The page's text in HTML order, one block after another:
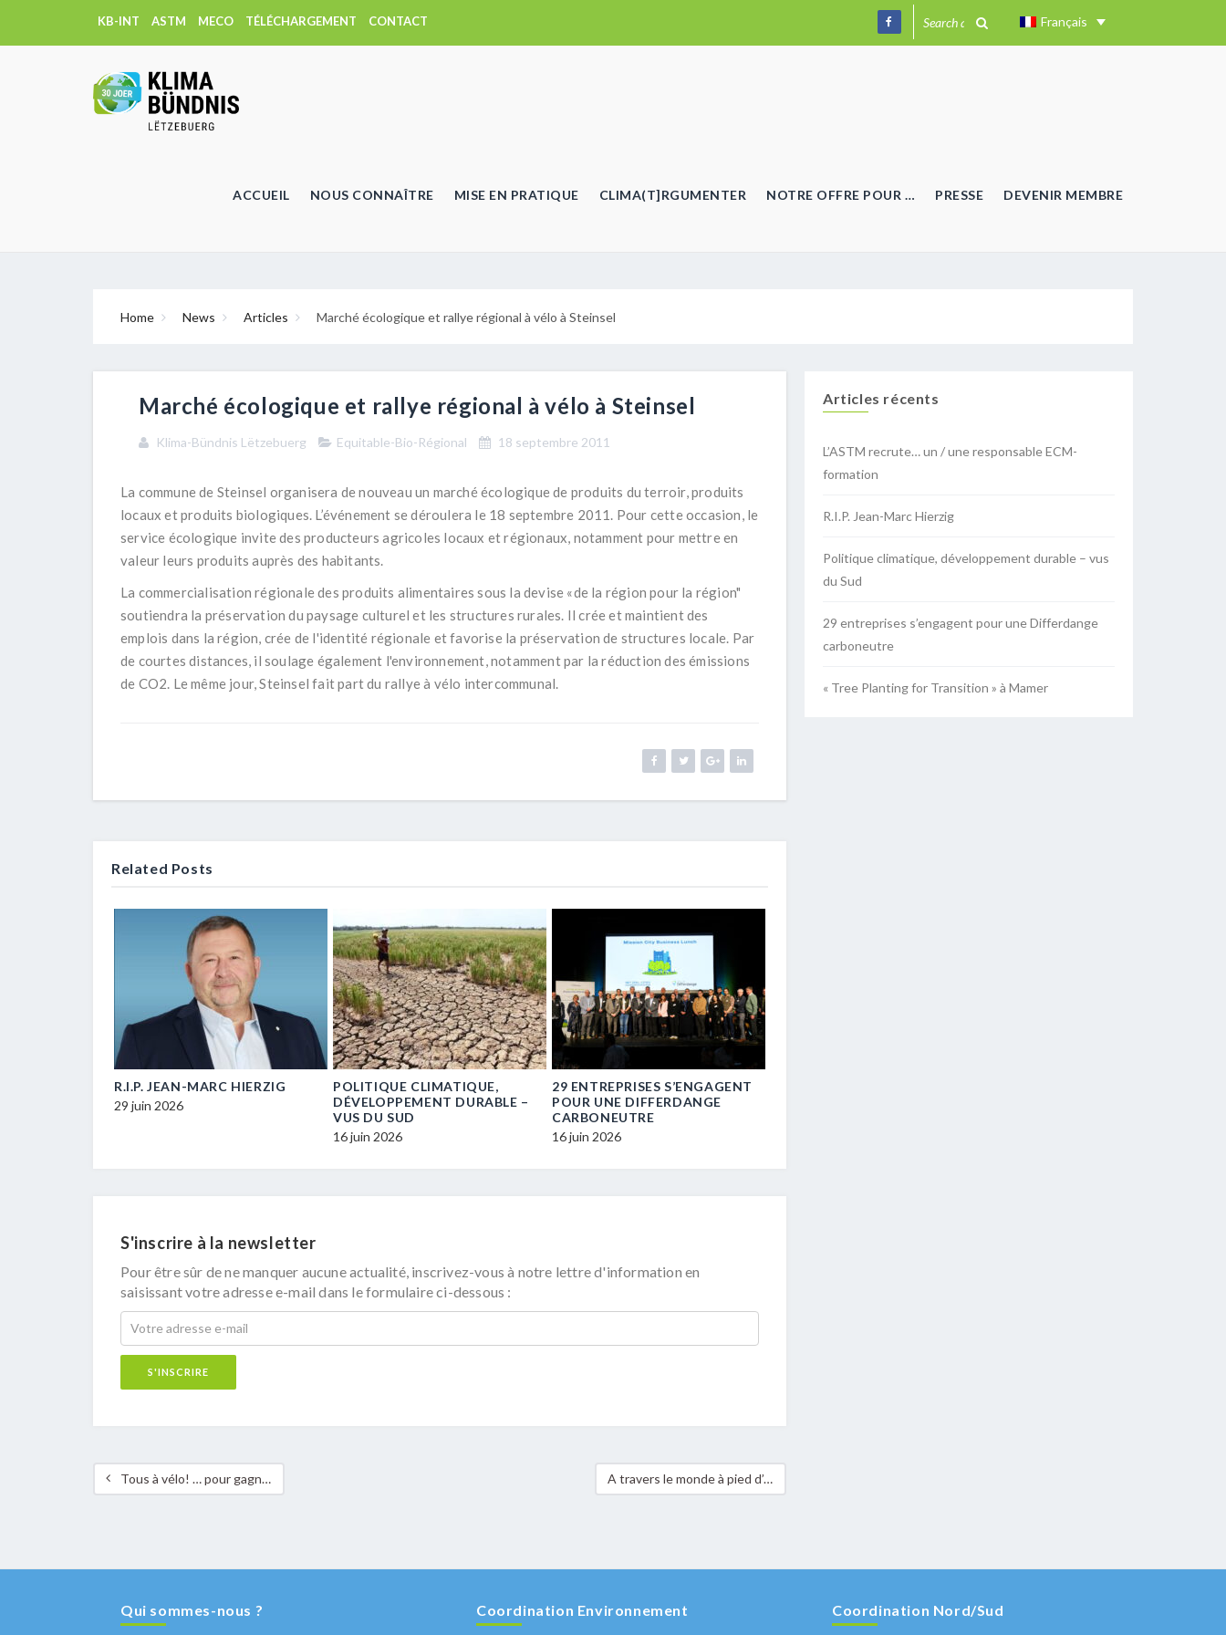
KB-INT ASTM MECO TÉLÉCHARGEMENT CONTACT Français
ACCUEIL NOUS CONNAÎTRE MISE EN PRATIQUE CLIMA(T]RGUMENTER NOTRE OFFRE POUR … PRESSE DEVENIR MEMBRE
Home News Articles Marché écologique et rallye régional à vélo à Steinsel
Marché écologique et rallye régional à vélo à Steinsel
Klima-Bündnis Lëtzebuerg Equitable-Bio-Régional 18 septembre 2011
La commune de Steinsel organisera de nouveau un marché écologique de produits du terroir, produits
locaux et produits biologiques. L’événement se déroulera le 18 septembre 2011. Pour cette occasion, le
service écologique invite des producteurs agricoles locaux et régionaux, notamment pour mettre en
valeur leurs produits auprès des habitants.
La commercialisation régionale des produits alimentaires sous la devise «de la région pour la région"
soutiendra la préservation du paysage culturel et les structures rurales. Il crée et maintient des
emplois dans la région, crée de l'identité régionale et favorise la préservation de structures locale. Par
de courtes distances, il soulage également l'environnement, notamment par la réduction des émissions
de CO2. Le même jour, Steinsel fait part du rallye à vélo intercommunal.
Related Posts
R.I.P. JEAN-MARC HIERZIG
29 juin 2026
POLITIQUE CLIMATIQUE,
DÉVELOPPEMENT DURABLE –
VUS DU SUD
16 juin 2026
29 ENTREPRISES S’ENGAGENT
POUR UNE DIFFERDANGE
CARBONEUTRE
16 juin 2026
S'inscrire à la newsletter
Pour être sûr de ne manquer aucune actualité, inscrivez-vous à notre lettre d'information en
saisissant votre adresse e-mail dans le formulaire ci-dessous :
Tous à vélo! … pour gagner du temps. A vélo à travers Sandweiler: rapide, sûr et pratique. A travers le monde à pied d’enfant – édition 2011: les enfants remettent au ministre Schank plus de 23.000 Empreintes vertes collectées
Articles récents
L’ASTM recrute… un / une responsable ECM-
formation
R.I.P. Jean-Marc Hierzig
Politique climatique, développement durable – vus
du Sud
29 entreprises s’engagent pour une Differdange
carboneutre
« Tree Planting for Transition » à Mamer
Qui sommes-nous ? Coordination Environnement Coordination Nord/Sud